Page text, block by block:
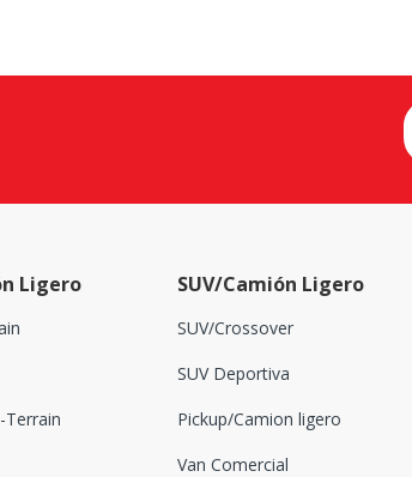
Ligero SUV/Camión Ligero
SUV/Crossover
SUV Deportiva
Pickup/Camion ligero
Van Comercial